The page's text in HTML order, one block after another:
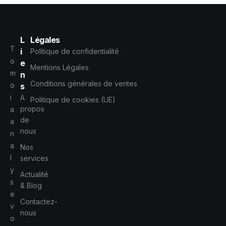
T
o
m
o
i
a
a
n
a
l
y
s
e
v
o
L
i
e
n
s
A
propos
de
nous
Nos
services
Actualité
& Blog
Contactez-
nous
Légales
Politique de confidentialité
Mentions Légales
Conditions générales de ventes
Politique de cookies (UE)